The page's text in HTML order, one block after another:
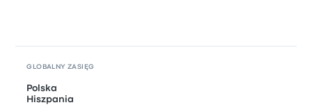
GLOBALNY ZASIĘG
Polska
Hiszpania